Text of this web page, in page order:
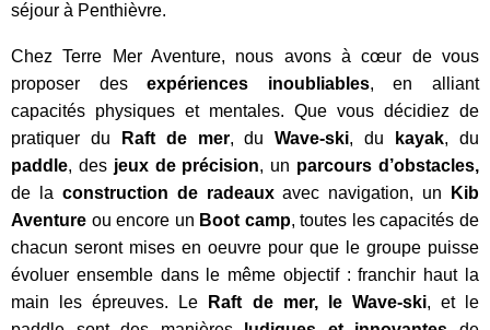
séjour à Penthièvre.
Chez Terre Mer Aventure, nous avons à cœur de vous
proposer des expériences inoubliables, en alliant
capacités physiques et mentales. Que vous décidiez de
pratiquer du
Raft de mer, du Wave-ski, du kayak
paddle, des jeux de précision, un
de la construction de radeaux avec navigation, un
Kib
Aventure ou encore un Boot camp, toutes les capacités de
chacun seront mises en oeuvre pour que le groupe puisse
évoluer ensemble dans le même objectif : franchir haut la
main les épreuves.
Le Raft de mer, le Wave-ski, et le